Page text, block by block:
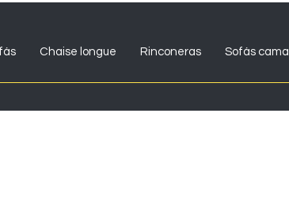
Chaise longue Rinconeras Sofás cama